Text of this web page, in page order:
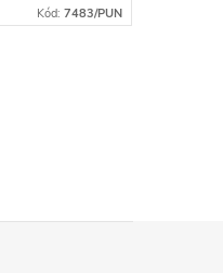
Kód: 7483/PUN